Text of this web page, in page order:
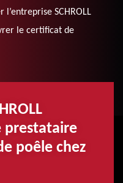
SCHROLL
le certificat de
prestataire
poêle chez